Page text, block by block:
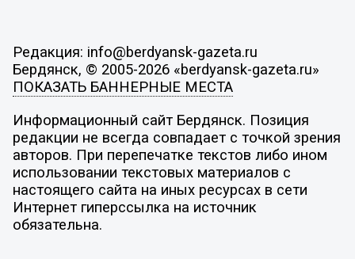
Редакция: info@berdyansk-gazeta.ru
Бердянск, © 2005-2026 «berdyansk-gazeta.ru»
ПОКАЗАТЬ БАННЕРНЫЕ МЕСТА
Информационный сайт Бердянск. Позиция
редакции не всегда совпадает с точкой зрения
авторов. При перепечатке текстов либо ином
использовании текстовых материалов с
настоящего сайта на иных ресурсах в сети
Интернет гиперссылка на источник
обязательна.